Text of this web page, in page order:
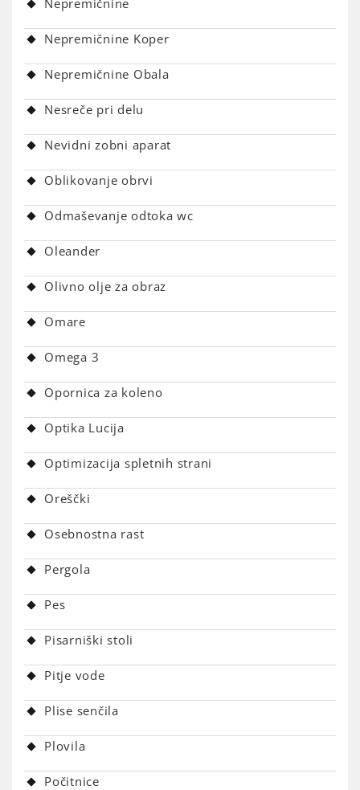
Nepremičnine Koper
Nepremičnine Obala
Nesreče pri delu
Nevidni zobni aparat
Oblikovanje obrvi
Odmaševanje odtoka wc
Oleander
Olivno olje za obraz
Omare
Omega 3
Opornica za koleno
Optika Lucija
Optimizacija spletnih strani
Oreščki
Osebnostna rast
Pergola
Pes
Pisarniški stoli
Pitje vode
Plise senčila
Plovila
Počitnice